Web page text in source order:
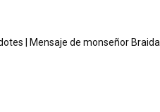
| Mensaje de monseñor Braida